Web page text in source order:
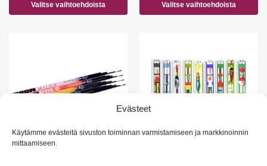
Evästeet
Käytämme evästeitä sivuston toiminnan varmistamiseen ja markkinoinnin
mittaamiseen.
Valitse vaihtoehdoista Valitse vaihtoehdoista